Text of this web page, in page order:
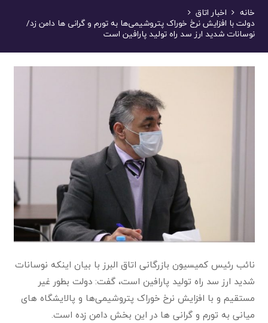
خانه اخبار اتاق
دولت با افزایش نرخ خوراک پتروشیمی‌ها به تورم و گرانی ها دامن زد/
نوسانات شدید ارز سد راه تولید پارافین است
نائب رئیس کمیسیون بازرگانی اتاق البرز با بیان اینکه نوسانات
شدید ارز سد راه تولید پارافین است، گفت: دولت بطور غیر
مستقیم و با افزایش نرخ خوراک ﭘﺘﺮوﺷﯿﻤﯽ‌ﻫﺎ و ﭘﺎﻻﯾﺸﮕﺎه ﻫﺎی
ﻣﯿﺎﻧﯽ ﺑﻪ ﺗﻮرم و ﮔﺮاﻧﯽ ﻫﺎ در این بخش داﻣﻦ زده اﺳﺖ.